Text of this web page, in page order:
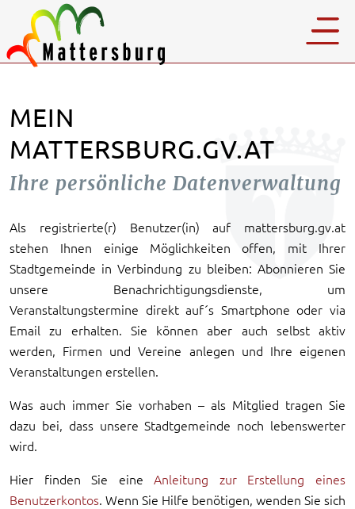
MEIN
MATTERSBURG.GV.AT
Ihre persönliche Datenverwaltung
Als registrierte(r) Benutzer(in) auf mattersburg.gv.at
stehen Ihnen einige Möglichkeiten offen, mit Ihrer
Stadtgemeinde in Verbindung zu bleiben: Abonnieren Sie
unsere Benachrichtigungsdienste, um
Veranstaltungstermine direkt auf´s Smartphone oder via
Email zu erhalten. Sie können aber auch selbst aktiv
werden, Firmen und Vereine anlegen und Ihre eigenen
Veranstaltungen erstellen.
Was auch immer Sie vorhaben – als Mitglied tragen Sie
dazu bei, dass unsere Stadtgemeinde noch lebenswerter
wird.
Hier finden Sie eineAnleitung zur Erstellung eines
Benutzerkontos. Wenn Sie Hilfe benötigen, wenden Sie sich